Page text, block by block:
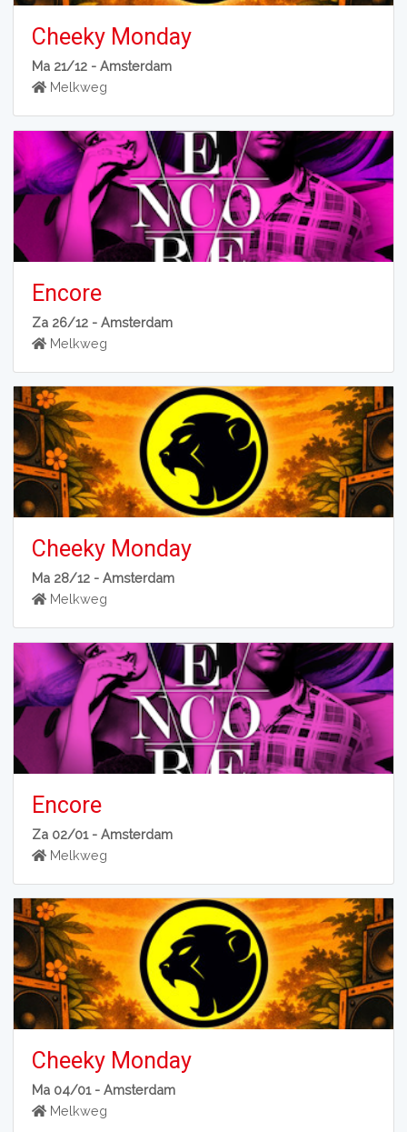
Cheeky Monday
Ma 21/12 -Amsterdam
Melkweg
Encore
Za 26/12 -Amsterdam
Melkweg
Cheeky Monday
Ma 28/12 -Amsterdam
Melkweg
Encore
Za 02/01 -Amsterdam
Melkweg
Cheeky Monday
Ma 04/01 -Amsterdam
Melkweg